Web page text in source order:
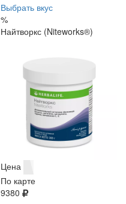
Выбрать вкус
%
Найтворкс (Niteworks®)
Цена
По карте
9380